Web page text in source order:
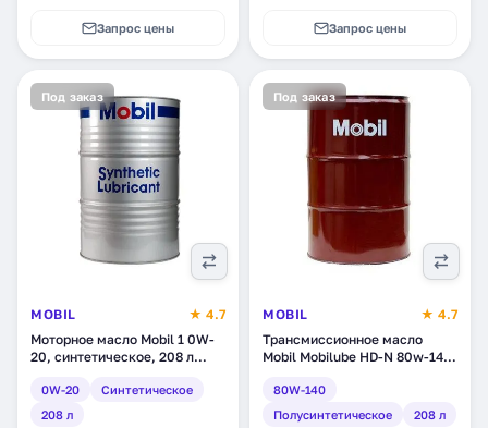
Запрос цены Запрос цены
Под заказ
MOBIL
★ 4.7
Моторное масло Mobil 1 0W-
20, синтетическое, 208 л
0W-20
Синтетическое
208 л
Под заказ
MOBIL
★ 4.7
Трансмиссионное масло
Mobil Mobilube HD-N 80w-140,
(153048)
80W-140
Полусинтетическое
208 л